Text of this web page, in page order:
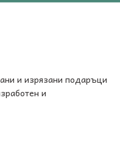
и изрязани подаръци
и